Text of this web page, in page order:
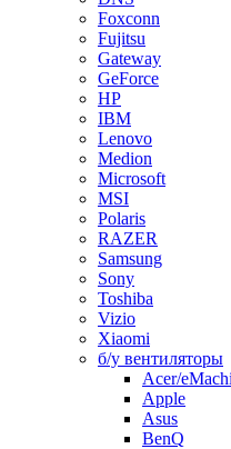
Foxconn
Fujitsu
Gateway
GeForce
HP
IBM
Lenovo
Medion
Microsoft
MSI
Polaris
RAZER
Samsung
Sony
Toshiba
Vizio
Xiaomi
б/у вентиляторы
Acer/
Apple
Asus
BenQ